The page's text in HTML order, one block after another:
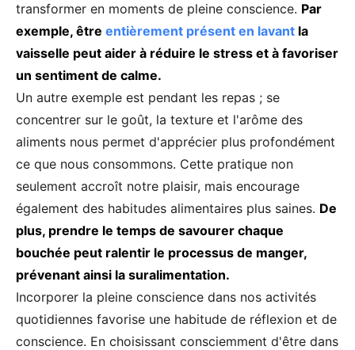
transformer en moments de pleine conscience. Par
exemple, être entièrement présent en lavant la
vaisselle peut aider à réduire le stress et à favoriser
un sentiment de calme.
Un autre exemple est pendant les repas ; se
concentrer sur le goût, la texture et l'arôme des
aliments nous permet d'apprécier plus profondément
ce que nous consommons. Cette pratique non
seulement accroît notre plaisir, mais encourage
également des habitudes alimentaires plus saines. De
plus, prendre le temps de savourer chaque
bouchée peut ralentir le processus de manger,
prévenant ainsi la suralimentation.
Incorporer la pleine conscience dans nos activités
quotidiennes favorise une habitude de réflexion et de
conscience. En choisissant consciemment d'être dans